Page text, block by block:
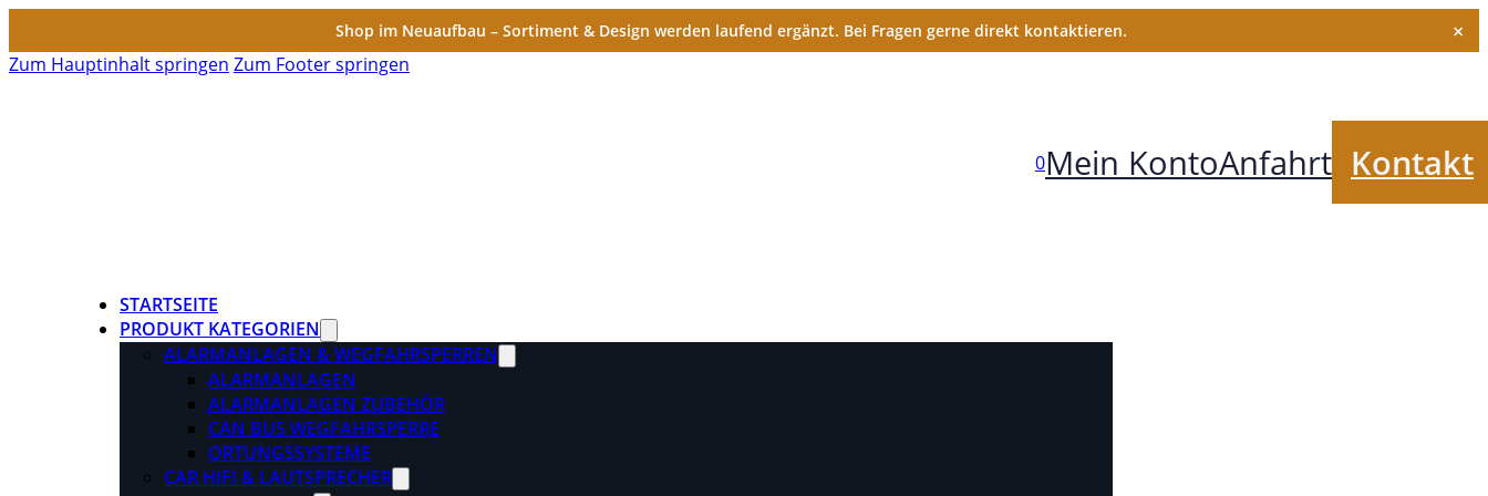
Shop im Neuaufbau – Sortiment & Design werden laufend ergänzt. Bei Fragen gerne direkt kontaktieren. ×
Zum Hauptinhalt springen Zum Footer springen
0Mein KontoAnfahrt Kontakt
STARTSEITE
PRODUKT KATEGORIEN
ALARMANLAGEN & WEGFAHRSPERREN
ALARMANLAGEN
ALARMANLAGEN ZUBEHÖR
CAN BUS WEGFAHRSPERRE
ORTUNGSSYSTEME
CAR HIFI & LAUTSPRECHER